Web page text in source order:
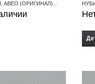
АВЕО (ОРИГИНАЛ)...